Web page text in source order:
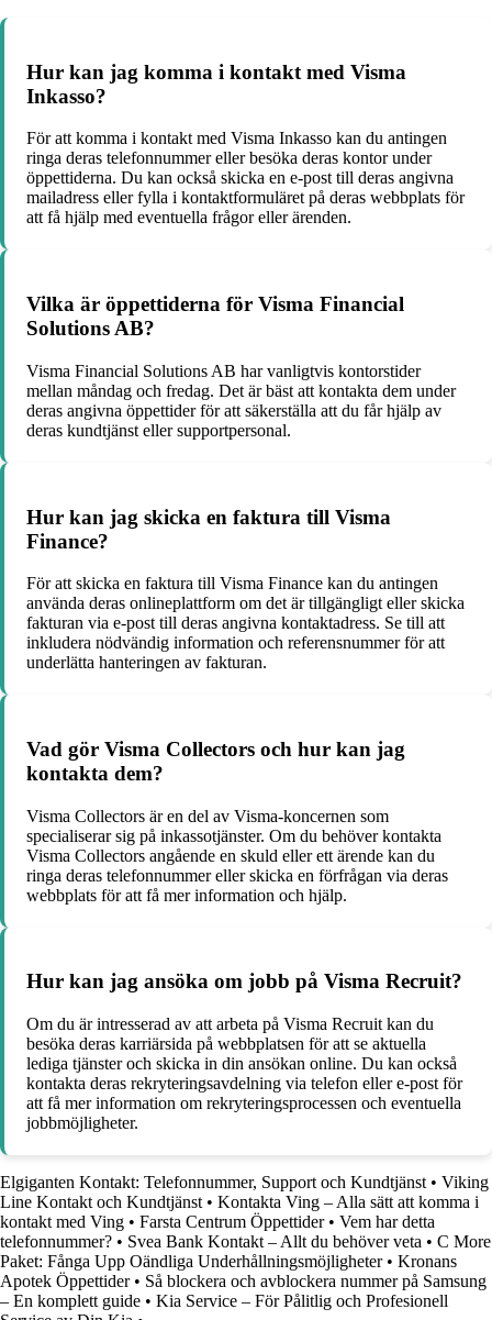
Hur kan jag komma i kontakt med Visma
Inkasso?
För att komma i kontakt med Visma Inkasso kan du antingen
ringa deras telefonnummer eller besöka deras kontor under
öppettiderna. Du kan också skicka en e-post till deras angivna
mailadress eller fylla i kontaktformuläret på deras webbplats för
att få hjälp med eventuella frågor eller ärenden.
Vilka är öppettiderna för Visma Financial
Solutions AB?
Visma Financial Solutions AB har vanligtvis kontorstider
mellan måndag och fredag. Det är bäst att kontakta dem under
deras angivna öppettider för att säkerställa att du får hjälp av
deras kundtjänst eller supportpersonal.
Hur kan jag skicka en faktura till Visma
Finance?
För att skicka en faktura till Visma Finance kan du antingen
använda deras onlineplattform om det är tillgängligt eller skicka
fakturan via e-post till deras angivna kontaktadress. Se till att
inkludera nödvändig information och referensnummer för att
underlätta hanteringen av fakturan.
Vad gör Visma Collectors och hur kan jag
kontakta dem?
Visma Collectors är en del av Visma-koncernen som
specialiserar sig på inkassotjänster. Om du behöver kontakta
Visma Collectors angående en skuld eller ett ärende kan du
ringa deras telefonnummer eller skicka en förfrågan via deras
webbplats för att få mer information och hjälp.
Hur kan jag ansöka om jobb på Visma Recruit?
Om du är intresserad av att arbeta på Visma Recruit kan du
besöka deras karriärsida på webbplatsen för att se aktuella
lediga tjänster och skicka in din ansökan online. Du kan också
kontakta deras rekryteringsavdelning via telefon eller e-post för
att få mer information om rekryteringsprocessen och eventuella
jobbmöjligheter.
Elgiganten Kontakt: Telefonnummer, Support och Kundtjänst • Viking
Line Kontakt och Kundtjänst • Kontakta Ving – Alla sätt att komma i
kontakt med Ving • Farsta Centrum Öppettider• Vem har detta
telefonnummer? • Svea Bank Kontakt – Allt du behöver veta • C More
Paket: Fånga Upp Oändliga Underhållningsmöjligheter• Kronans
Apotek Öppettider• Så blockera och avblockera nummer på Samsung
– En komplett guide • Kia Service – För Pålitlig och Profesionell